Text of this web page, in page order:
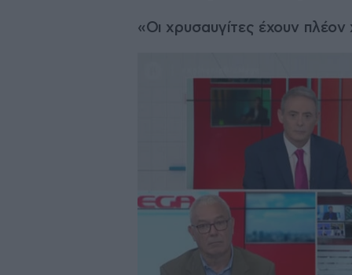
«Οι χρυσαυγίτες έχουν